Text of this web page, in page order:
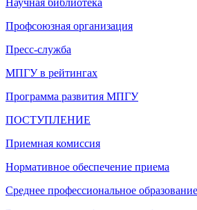
Научная библиотека
Профсоюзная организация
Пресс-служба
МПГУ в рейтингах
Программа развития МПГУ
ПОСТУПЛЕНИЕ
Приемная комиссия
Нормативное обеспечение приема
Среднее профессиональное образование